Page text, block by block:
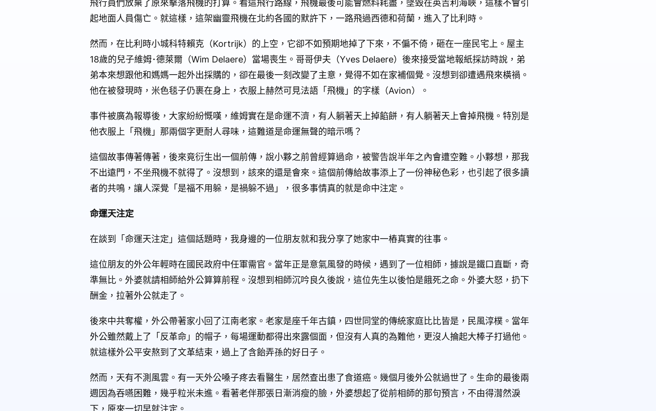
飛行員們放棄了原來擊落飛機的打算。看這飛行路線，飛機最後可能會燃料耗盡，墜毀在英吉利海峽，這樣不會引
起地面人員傷亡。就這樣，這架幽靈飛機在北約各國的默許下，一路飛過西德和荷蘭，進入了比利時。
然而，在比利時小城科特賴克（Kortrijk）的上空，它卻不如預期地掉了下來，不偏不倚，砸在一座民宅上。屋主
18歲的兒子維姆･德萊爾（Wim Delaere）當場喪生。哥哥伊夫（Yves Delaere）後來接受當地報紙採訪時說，弟
弟本來想跟他和媽媽一起外出採購的，卻在最後一刻改變了主意，覺得不如在家補個覺。沒想到卻遭遇飛來橫禍。
他在被發現時，米色毯子仍裹在身上，衣服上赫然可見法語「飛機」的字樣（Avion）。
事件被廣為報導後，大家紛紛慨嘆，維姆實在是命運不濟，有人躺著天上掉餡餅，有人躺著天上會掉飛機。特別是
他衣服上「飛機」那兩個字更耐人尋味，這難道是命運無聲的暗示嗎？
這個故事傳著傳著，後來竟衍生出一個前傳，說小夥之前曾經算過命，被警告說半年之內會遭空難。小夥想，那我
不出遠門，不坐飛機不就得了。沒想到，該來的還是會來。這個前傳給故事添上了一份神秘色彩，也引起了很多讀
者的共鳴，讓人深覺「是福不用躲，是禍躲不過」，很多事情真的就是命中注定。
命運天注定
在談到「命運天注定」這個話題時，我身邊的一位朋友就和我分享了她家中一樁真實的往事。
這位朋友的外公年輕時在國民政府中任軍需官。當年正是意氣風發的時候，遇到了一位相師，據說是鐵口直斷，奇
準無比。外婆就請相師給外公算算前程。沒想到相師沉吟良久後說，這位先生以後怕是餓死之命。外婆大怒，扔下
酬金，拉著外公就走了。
後來中共奪權，外公帶著家小回了江南老家。老家是座千年古鎮，四世同堂的傳統家庭比比皆是，民風淳樸。當年
外公雖然戴上了「反革命」的帽子，每場運動都得出來露個面，但沒有人真的為難他，更沒人掄起大棒子打過他。
就這樣外公平安熬到了文革結束，過上了含飴弄孫的好日子。
然而，天有不測風雲。有一天外公嗓子疼去看醫生，居然查出患了食道癌。幾個月後外公就過世了。生命的最後兩
週因為吞嚥困難，幾乎粒米未進。看著老伴那張日漸消瘦的臉，外婆想起了從前相師的那句預言，不由得潸然淚
下，原來一切早就注定。